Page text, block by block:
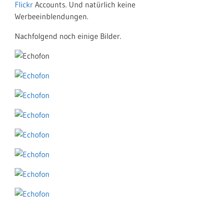
Flickr Accounts. Und natürlich keine
Werbeeinblendungen.
Nachfolgend noch einige Bilder.